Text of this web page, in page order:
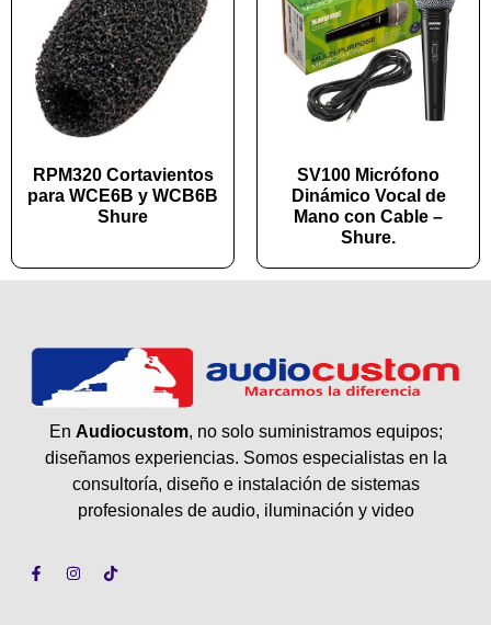
RPM320 Cortavientos
para WCE6B y WCB6B
Shure
SV100 Micrófono
Dinámico Vocal de
Mano con Cable –
Shure.
En Audiocustom, no solo suministramos equipos;
diseñamos experiencias. Somos especialistas en la
consultoría, diseño e instalación de sistemas
profesionales de audio, iluminación y video